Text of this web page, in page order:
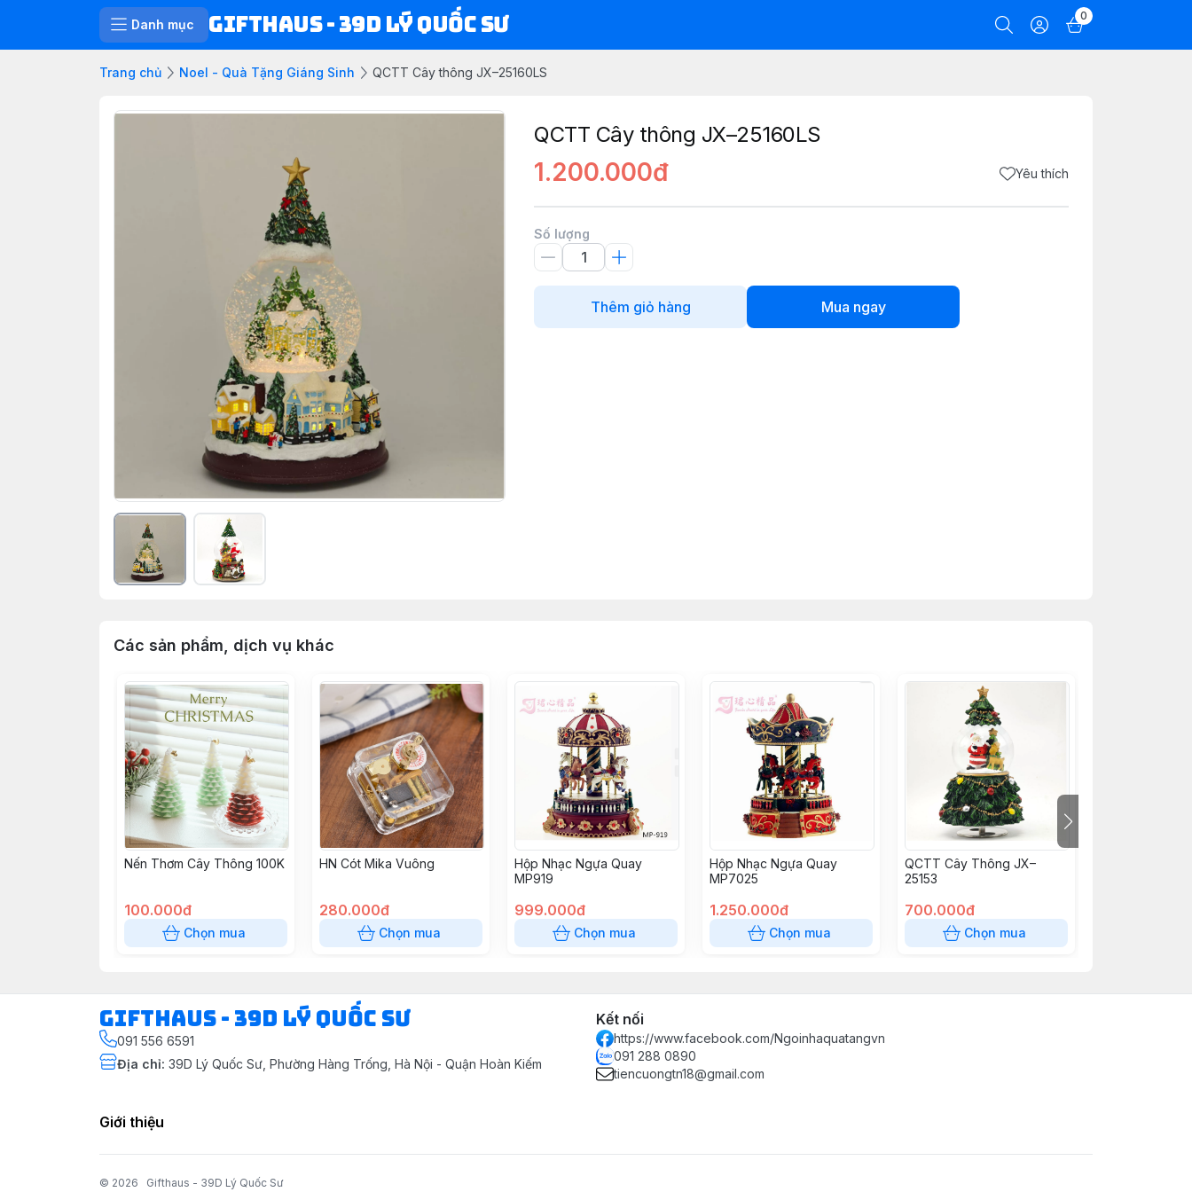
Danh mục Gifthaus - 39D Lý Quốc Sư 0
Trang chủ Noel - Quà Tặng Giáng Sinh QCTT Cây thông JX–25160LS
QCTT Cây thông JX–25160LS
1.200.000đ Yêu thích
Số lượng
Thêm giỏ hàng Mua ngay
Các sản phẩm, dịch vụ khác
Nến Thơm Cây Thông 100K
100.000đ
Chọn mua
HN Cót Mika Vuông
280.000đ
Chọn mua
Hộp Nhạc Ngựa Quay
MP919
999.000đ
Chọn mua
Hộp Nhạc Ngựa Quay
MP7025
1.250.000đ
Chọn mua
QCTT Cây Thông JX–
25153
700.000đ
Chọn mua
Gifthaus - 39D Lý Quốc Sư
091 556 6591
Địa chỉ: 39D Lý Quốc Sư, Phường Hàng Trống, Hà Nội - Quận Hoàn Kiếm
Kết nối
https://www.facebook.com/Ngoinhaquatangvn
091 288 0890
tiencuongtn18@gmail.com
Giới thiệu
© 2026 Gifthaus - 39D Lý Quốc Sư